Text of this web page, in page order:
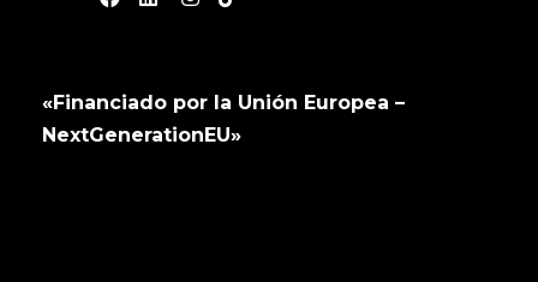
«Financiado por la Unión Europea –
NextGenerationEU»